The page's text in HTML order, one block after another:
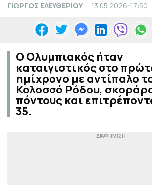
ΓΙΩΡΓΟΣ ΕΛΕΥΘΕΡΙΟΥ 13.05.2026-17:50
Ο Ολυμπιακός ήταν
καταιγιστικός στο
ημίχρονο με αντίπαλο
Κολοσσό Ρόδου,
πόντους και
35.